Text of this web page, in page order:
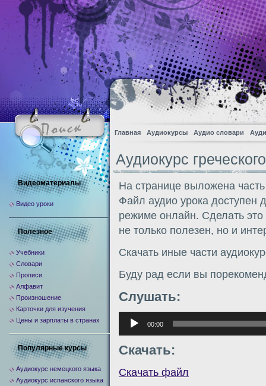
Главная Аудиокурсы Аудио словари
Аудиокурс
На странице выложена
Файл аудио урока доступен
режиме онлайн. Сделать
не только полезен, но и
Скачать иные части
Буду рад если вы
Слушать:
Аудиоплеер
00:00
Скачать:
Скачать файл
Видеоматериалы
Видео уроки
Полезное
Учебники
Словари
Прописи
Алфавит
Произношение
Карточки для изучения
Цены и зарплаты в странах
Популярные курсы
Аудиокурс немецкого языка
Аудиокурс испанского языка